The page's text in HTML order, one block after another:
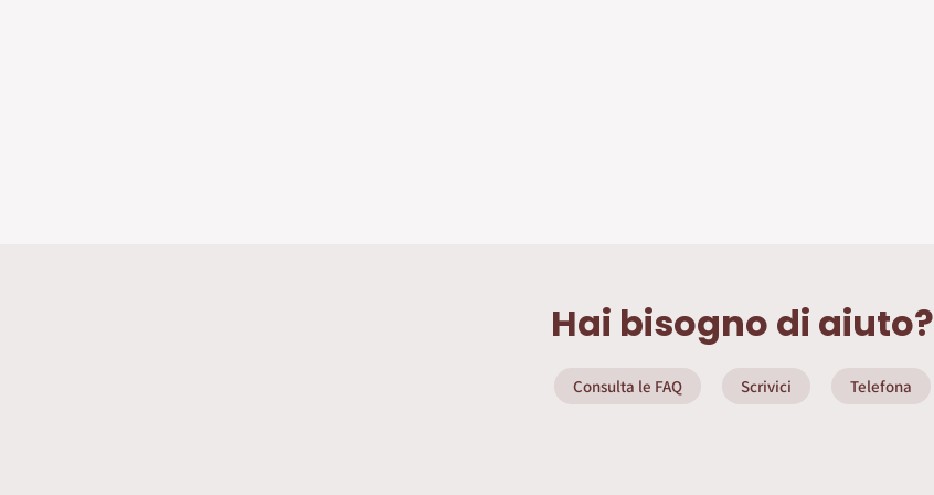
Hai bisogno di aiuto?
Consulta le FAQ Scrivici Telefona